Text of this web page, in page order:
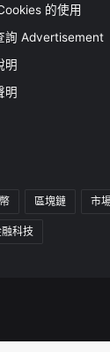
的使用
詢 Advertisement
明
明
區塊鏈 市
科技